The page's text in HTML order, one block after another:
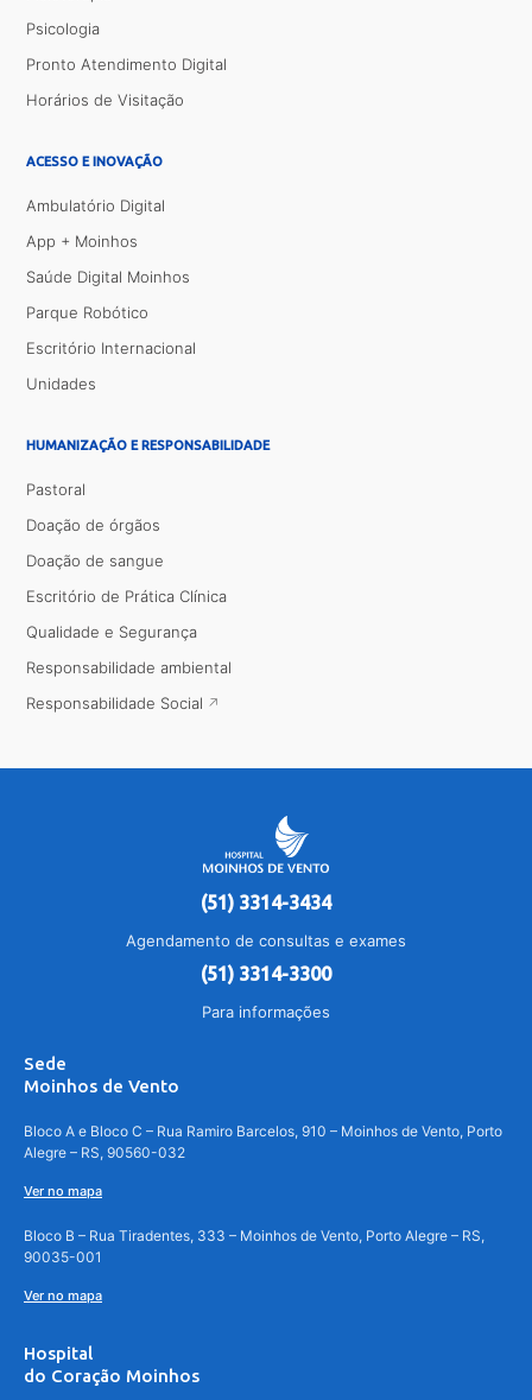
Psicologia
Pronto Atendimento Digital
Horários de Visitação
ACESSO E INOVAÇÃO
Ambulatório Digital
App + Moinhos
Saúde Digital Moinhos
Parque Robótico
Escritório Internacional
Unidades
HUMANIZAÇÃO E RESPONSABILIDADE
Pastoral
Doação de órgãos
Doação de sangue
Escritório de Prática Clínica
Qualidade e Segurança
Responsabilidade ambiental
Responsabilidade Social
(51) 3314-3434
Agendamento de consultas e exames
(51) 3314-3300
Para informações
Sede
Moinhos de Vento
Bloco A e Bloco C – Rua Ramiro Barcelos, 910 – Moinhos de Vento, Porto
Alegre – RS, 90560-032
Ver no mapa
Bloco B – Rua Tiradentes, 333 – Moinhos de Vento, Porto Alegre – RS,
90035-001
Ver no mapa
Hospital
do Coração Moinhos